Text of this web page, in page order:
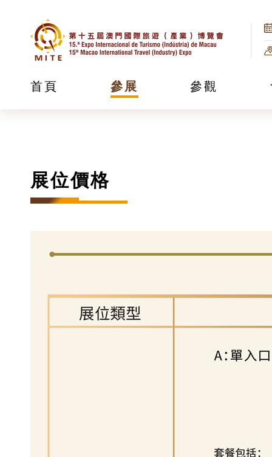
首頁 參展 參觀
展位價格